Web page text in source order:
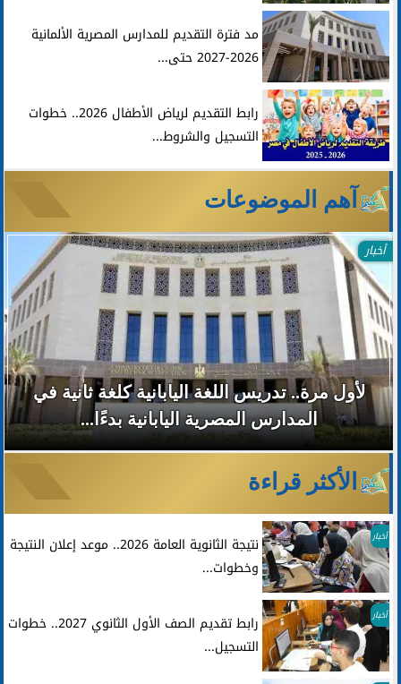
مد فترة التقديم للمدارس المصرية الألمانية
2026-2027 حتى...
رابط التقديم لرياض الأطفال 2026.. خطوات
التسجيل والشروط...
آهم الموضوعات
أخبار
لأول مرة.. تدريس اللغة اليابانية كلغة ثانية في
المدارس المصرية اليابانية بدءًا...
الأكثر قراءة
أخبار
نتيجة الثانوية العامة 2026.. موعد إعلان النتيجة
وخطوات...
أخبار
رابط تقديم الصف الأول الثانوي 2027.. خطوات
التسجيل...